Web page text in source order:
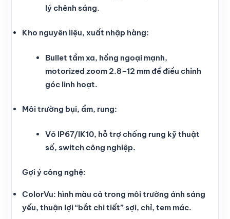
lý chênh sáng.
Kho nguyên liệu, xuất nhập hàng:
Bullet tầm xa, hồng ngoại mạnh,
motorized zoom 2.8–12 mm để điều chỉnh
góc linh hoạt.
Môi trường bụi, ẩm, rung:
Vỏ IP67/IK10, hỗ trợ chống rung kỹ thuật
số, switch công nghiệp.
Gợi ý công nghệ:
ColorVu: hình màu cả trong môi trường ánh sáng
yếu, thuận lợi “bắt chi tiết” sợi, chỉ, tem mác.